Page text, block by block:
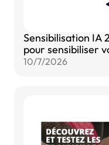
Sensibilisation IA
pour sensibiliser
10/7/2026